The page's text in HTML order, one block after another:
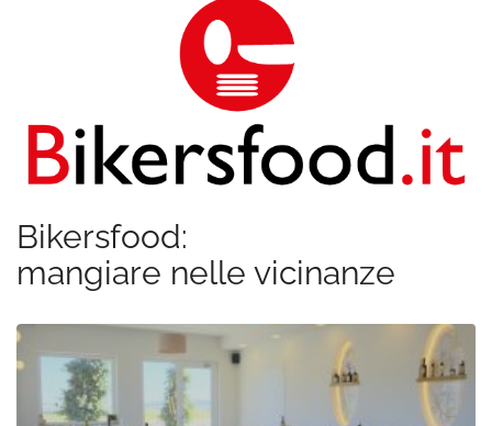
Bikersfood:
mangiare nelle vicinanze